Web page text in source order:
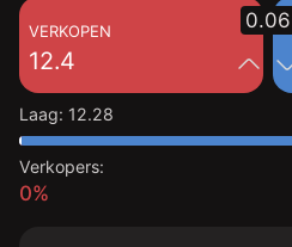
VERKOPEN
12.4
0.06
Laag: 12.28
Verkopers:
0%